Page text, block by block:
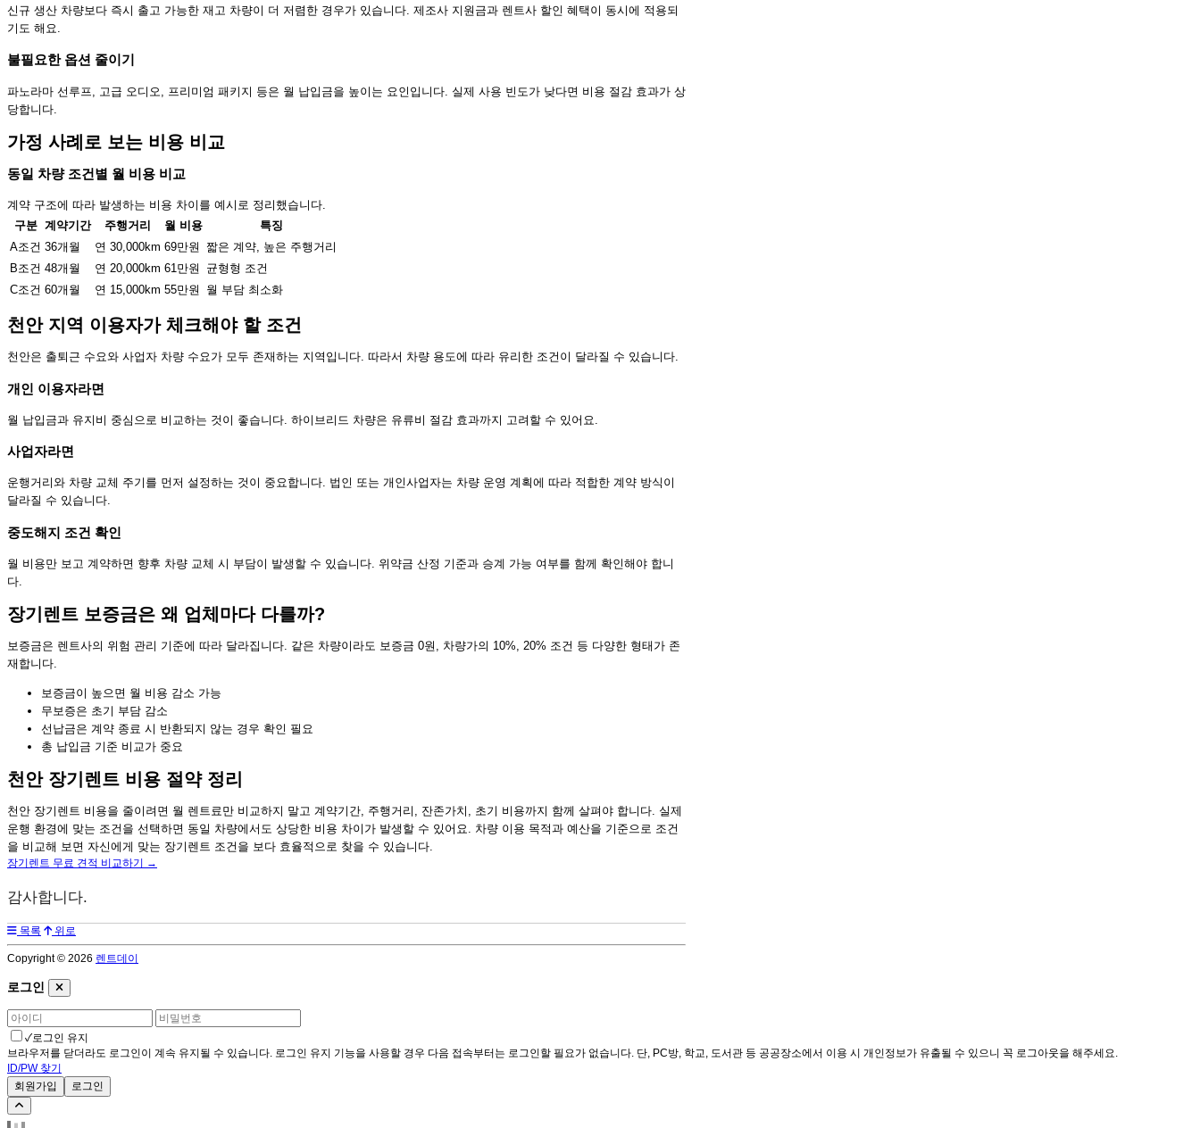
신규 생산 차량보다 즉시 출고 가능한 재고 차량이 더 저렴한 경우가 있습니다. 제조사 지원금과 렌트사 할인 혜택이 동시에 적용되
기도 해요.
불필요한 옵션 줄이기
파노라마 선루프, 고급 오디오, 프리미엄 패키지 등은 월 납입금을 높이는 요인입니다. 실제 사용 빈도가 낮다면 비용 절감 효과가 상
당합니다.
가정 사례로 보는 비용 비교
동일 차량 조건별 월 비용 비교
계약 구조에 따라 발생하는 비용 차이를 예시로 정리했습니다.
구분 계약기간 주행거리 월 비용
특징
A조건 36개월 연 30,000km 69만원
짧은 계약, 높은 주행거리
B조건 48개월 연 20,000km 61만원
균형형 조건
C조건 60개월 연 15,000km 55만원 월 부담 최소화
천안 지역 이용자가 체크해야 할 조건
천안은 출퇴근 수요와 사업자 차량 수요가 모두 존재하는 지역입니다. 따라서 차량 용도에 따라 유리한 조건이 달라질 수 있습니다.
개인 이용자라면
월 납입금과 유지비 중심으로 비교하는 것이 좋습니다. 하이브리드 차량은 유류비 절감 효과까지 고려할 수 있어요.
사업자라면
운행거리와 차량 교체 주기를 먼저 설정하는 것이 중요합니다. 법인 또는 개인사업자는 차량 운영 계획에 따라 적합한 계약 방식이
달라질 수 있습니다.
중도해지 조건 확인
월 비용만 보고 계약하면 향후 차량 교체 시 부담이 발생할 수 있습니다. 위약금 산정 기준과 승계 가능 여부를 함께 확인해야 합니
다.
장기렌트 보증금은 왜 업체마다 다를까?
보증금은 렌트사의 위험 관리 기준에 따라 달라집니다. 같은 차량이라도 보증금 0원, 차량가의 10%, 20% 조건 등 다양한 형태가 존
재합니다.
보증금이 높으면 월 비용 감소 가능
무보증은 초기 부담 감소
선납금은 계약 종료 시 반환되지 않는 경우 확인 필요
총 납입금 기준 비교가 중요
천안 장기렌트 비용 절약 정리
천안 장기렌트 비용을 줄이려면 월 렌트료만 비교하지 말고 계약기간, 주행거리, 잔존가치, 초기 비용까지 함께 살펴야 합니다. 실제
운행 환경에 맞는 조건을 선택하면 동일 차량에서도 상당한 비용 차이가 발생할 수 있어요. 차량 이용 목적과 예산을 기준으로 조건
을 비교해 보면 자신에게 맞는 장기렌트 조건을 보다 효율적으로 찾을 수 있습니다.
장기렌트 무료 견적 비교하기 →
감사합니다.
목록 위로
Copyright © 2026 렌트데이
로그인
✓로그인 유지
브라우저를 닫더라도 로그인이 계속 유지될 수 있습니다. 로그인 유지 기능을 사용할 경우 다음 접속부터는 로그인할 필요가 없습니다. 단, PC방, 학교, 도서관 등 공공장소에서 이용 시 개인정보가 유출될 수 있으니 꼭 로그아웃을 해주세요.
ID/PW 찾기
회원가입
로그인